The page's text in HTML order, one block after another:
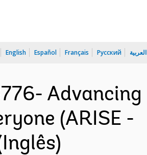
English Español Français Русский العربية
Advancing
(ARISE -